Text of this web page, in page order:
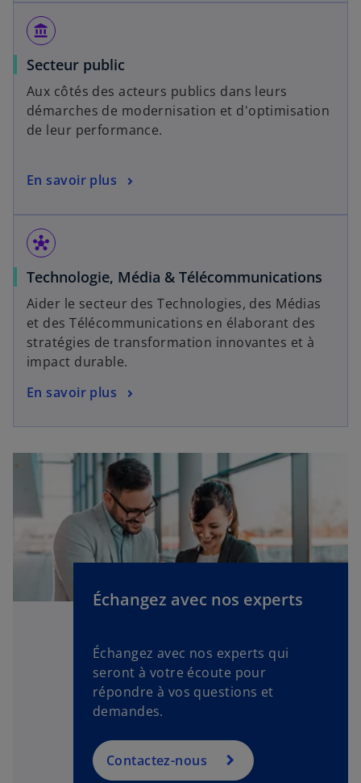
account_balance
Secteur public
Aux côtés des acteurs publics dans leurs
démarches de modernisation et d'optimisation
de leur performance.
En savoir plus
hub
Technologie, Média & Télécommunications
Aider le secteur des Technologies, des Médias
et des Télécommunications en élaborant des
stratégies de transformation innovantes et à
impact durable.
En savoir plus
Échangez avec nos experts
Échangez avec nos experts qui
seront à votre écoute pour
répondre à vos questions et
demandes.
Contactez-nous